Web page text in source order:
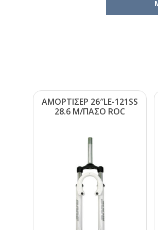
ΑΜΟΡΤΙΣΕΡ 26″LΕ-121SS
28.6 Μ/ΠΑΣΟ RΟC